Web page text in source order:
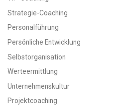
Strategie-Coaching
Personalführung
Persönliche Entwicklung
Selbstorganisation
Werteermittlung
Unternehmenskultur
Projektcoaching